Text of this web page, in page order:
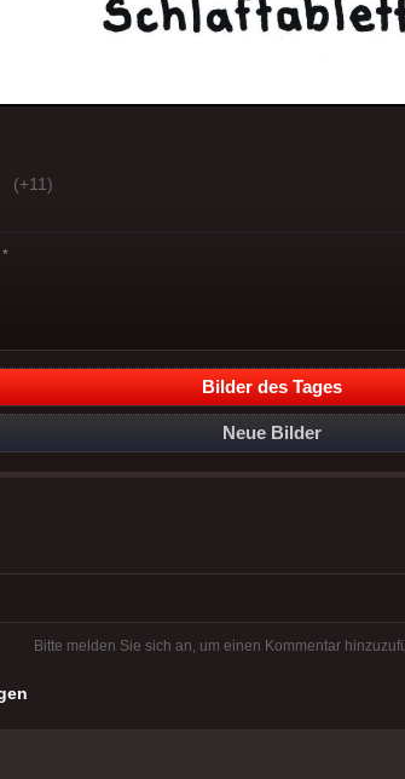
(+11)
Bilder des Tages
Neue Bilder
Bitte melden Sie sich an, um einen Kommentar